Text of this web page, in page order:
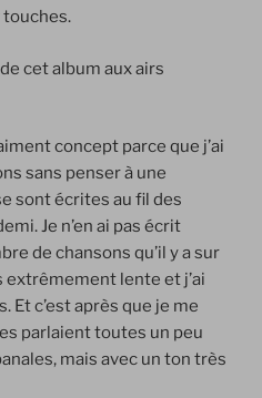
touches.
cet album aux airs
concept parce que j’ai
sans penser à une
sont écrites au fil des
Je n’en ai pas écrit
de chansons qu’il y a sur
extrêmement lente et j’ai
Et c’est après que je me
parlaient toutes un peu
mais avec un ton très